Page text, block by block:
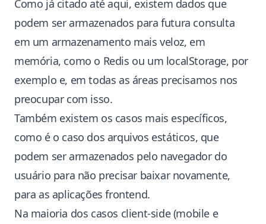
Como já citado até aqui, existem dados que
podem ser armazenados para futura consulta
em um armazenamento mais veloz, em
memória, como o Redis ou um localStorage, por
exemplo e, em todas as áreas precisamos nos
preocupar com isso.
Também existem os casos mais específicos,
como é o caso dos arquivos estáticos, que
podem ser armazenados pelo navegador do
usuário para não precisar baixar novamente,
para as aplicações frontend.
Na maioria dos casos client-side (mobile e